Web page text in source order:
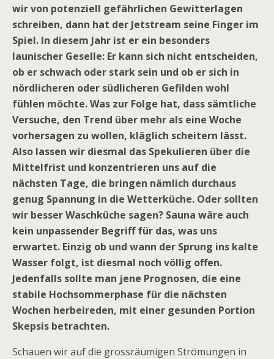
wir von potenziell gefährlichen Gewitterlagen
schreiben, dann hat der Jetstream seine Finger im
Spiel. In diesem Jahr ist er ein besonders
launischer Geselle: Er kann sich nicht entscheiden,
ob er schwach oder stark sein und ob er sich in
nördlicheren oder südlicheren Gefilden wohl
fühlen möchte. Was zur Folge hat, dass sämtliche
Versuche, den Trend über mehr als eine Woche
vorhersagen zu wollen, kläglich scheitern lässt.
Also lassen wir diesmal das Spekulieren über die
Mittelfrist und konzentrieren uns auf die
nächsten Tage, die bringen nämlich durchaus
genug Spannung in die Wetterküche. Oder sollten
wir besser Waschküche sagen? Sauna wäre auch
kein unpassender Begriff für das, was uns
erwartet. Einzig ob und wann der Sprung ins kalte
Wasser folgt, ist diesmal noch völlig offen.
Jedenfalls sollte man jene Prognosen, die eine
stabile Hochsommerphase für die nächsten
Wochen herbeireden, mit einer gesunden Portion
Skepsis betrachten.
Schauen wir auf die grossräumigen Strömungen in